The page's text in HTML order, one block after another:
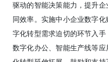
驱动的智能决策能力，提升
同效率。实施中小企业数字
字化转型需求迫切的环节入手
数字化办公、智能生产线等